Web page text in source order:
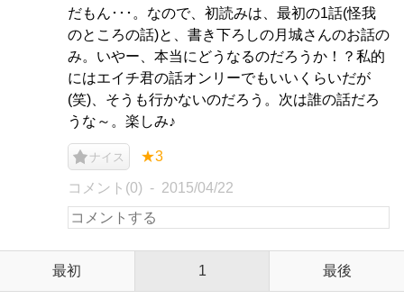
だもん･･･。なので、初読みは、最初の1話(怪我
のところの話)と、書き下ろしの月城さんのお話の
み。いやー、本当にどうなるのだろうか！？私的
にはエイチ君の話オンリーでもいいくらいだが
(笑)、そうも行かないのだろう。次は誰の話だろ
うな～。楽しみ♪
ナイス ★3
コメント(0) 2015/04/22
最初 1 最後